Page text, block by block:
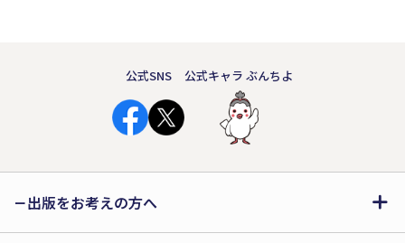
公式SNS 公式キャラ ぶんちよ
出版をお考えの方へ